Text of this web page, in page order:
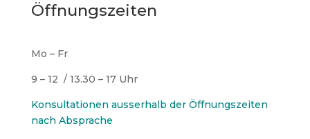
Öffnungszeiten
Mo – Fr
9 – 12 / 13.30 – 17 Uhr
Konsultationen ausserhalb der Öffnungszeiten
nach Absprache